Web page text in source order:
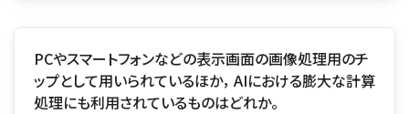
PCやスマートフォンなどの表示画面の画像処理用のチ
ップとして用いられているほか， AIにおける膨大な計算
処理にも利用されているものはどれか。